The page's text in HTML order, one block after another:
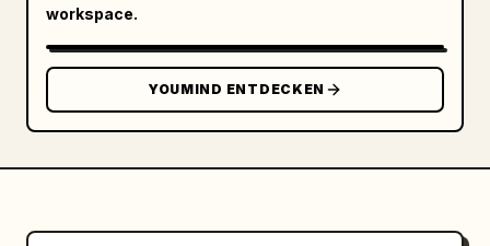
workspace.
YOUMIND ENTDECKEN